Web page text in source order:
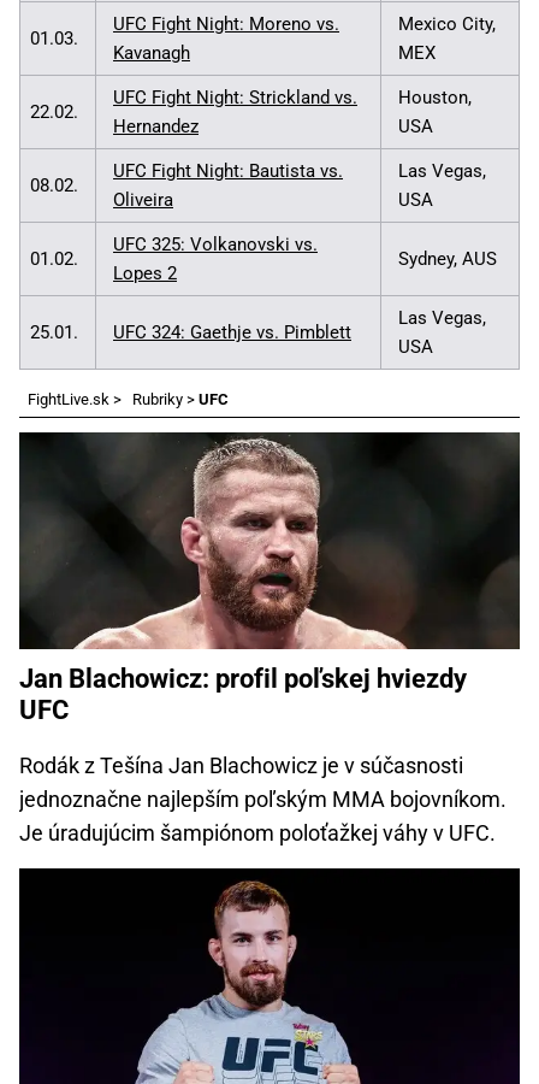
01.03.
UFC Fight Night: Moreno vs.
Kavanagh
Mexico City,
MEX
22.02.
UFC Fight Night: Strickland vs.
Hernandez
Houston,
USA
08.02.
UFC Fight Night: Bautista vs.
Oliveira
Las Vegas,
USA
01.02.
UFC 325: Volkanovski vs.
Lopes 2
Sydney, AUS
25.01. UFC 324: Gaethje vs. Pimblett
Las Vegas,
USA
FightLive.sk > Rubriky > UFC
Jan Blachowicz: profil poľskej hviezdy
UFC
Rodák z Tešína Jan Blachowicz je v súčasnosti
jednoznačne najlepším poľským MMA bojovníkom.
Je úradujúcim šampiónom poloťažkej váhy v UFC.